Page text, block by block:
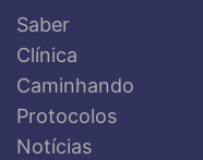
Saber
Clínica
Caminhando
Protocolos
Notícias